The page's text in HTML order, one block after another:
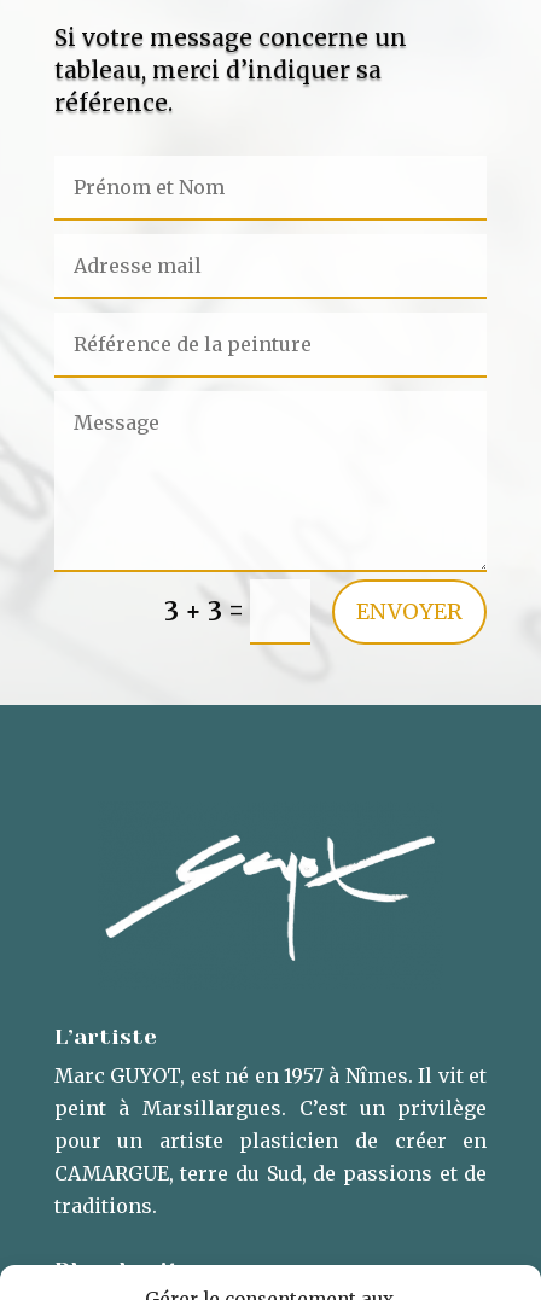
Si votre message concerne un
tableau, merci d’indiquer sa
référence.
3 + 3 = ENVOYER
L’artiste
Marc GUYOT, est né en 1957 à Nîmes. Il vit et
peint à Marsillargues. ​C’est un privilège
pour un artiste plasticien de créer en
CAMARGUE, terre du Sud, de passions et de
traditions.
Plan du site